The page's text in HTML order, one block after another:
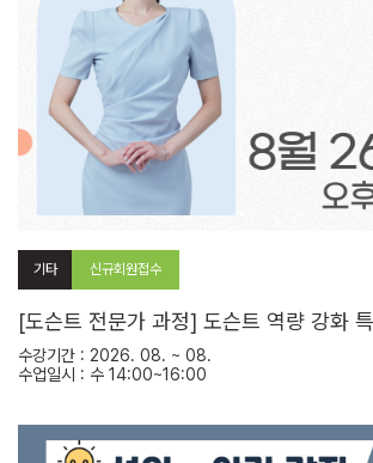
기타 신규회원접수
[도슨트 전문가 과정] 도슨트 역량 강화
수강기간 : 2026. 08. ~ 08.
수업일시 : 수 14:00~16:00